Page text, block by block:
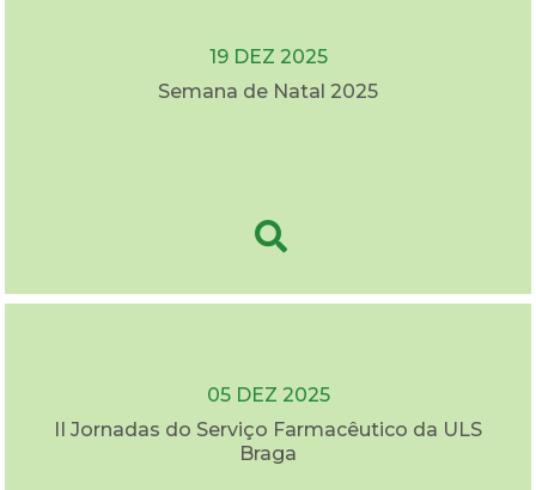
19 DEZ 2025
Semana de Natal 2025
05 DEZ 2025
II Jornadas do Serviço Farmacêutico da ULS
Braga